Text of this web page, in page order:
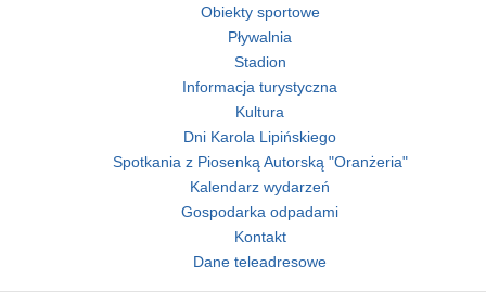
Obiekty sportowe
Pływalnia
Stadion
Informacja turystyczna
Kultura
Dni Karola Lipińskiego
Spotkania z Piosenką Autorską "Oranżeria"
Kalendarz wydarzeń
Gospodarka odpadami
Kontakt
Dane teleadresowe